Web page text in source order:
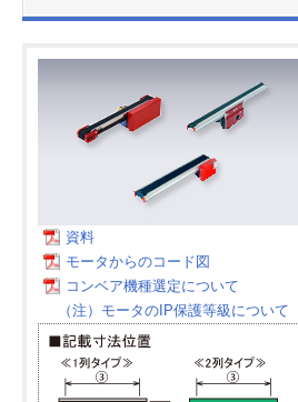
資料
モータからのコード図
コンベア機種選定について
（注）モータのIP保護等級について